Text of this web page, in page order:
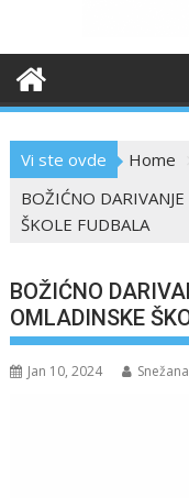
Vi ste ovde Home
BOŽIĆNO
ŠKOLE FUDBALA
BOŽIĆNO
OMLADINSKE
Jan 10, 2024